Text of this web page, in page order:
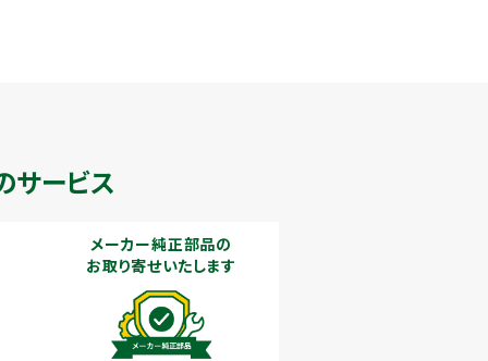
サービス
メーカー純正部品の
お取り寄せいたします